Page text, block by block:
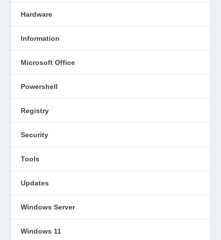
Hardware
Information
Microsoft Office
Powershell
Registry
Security
Tools
Updates
Windows Server
Windows 11